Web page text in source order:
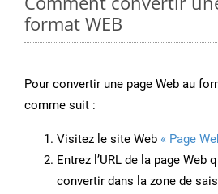
format WEB
Pour convertir une page Web au
comme suit :
Visitez le site Web « Page
Entrez l’URL de la page Web
convertir dans la zone de